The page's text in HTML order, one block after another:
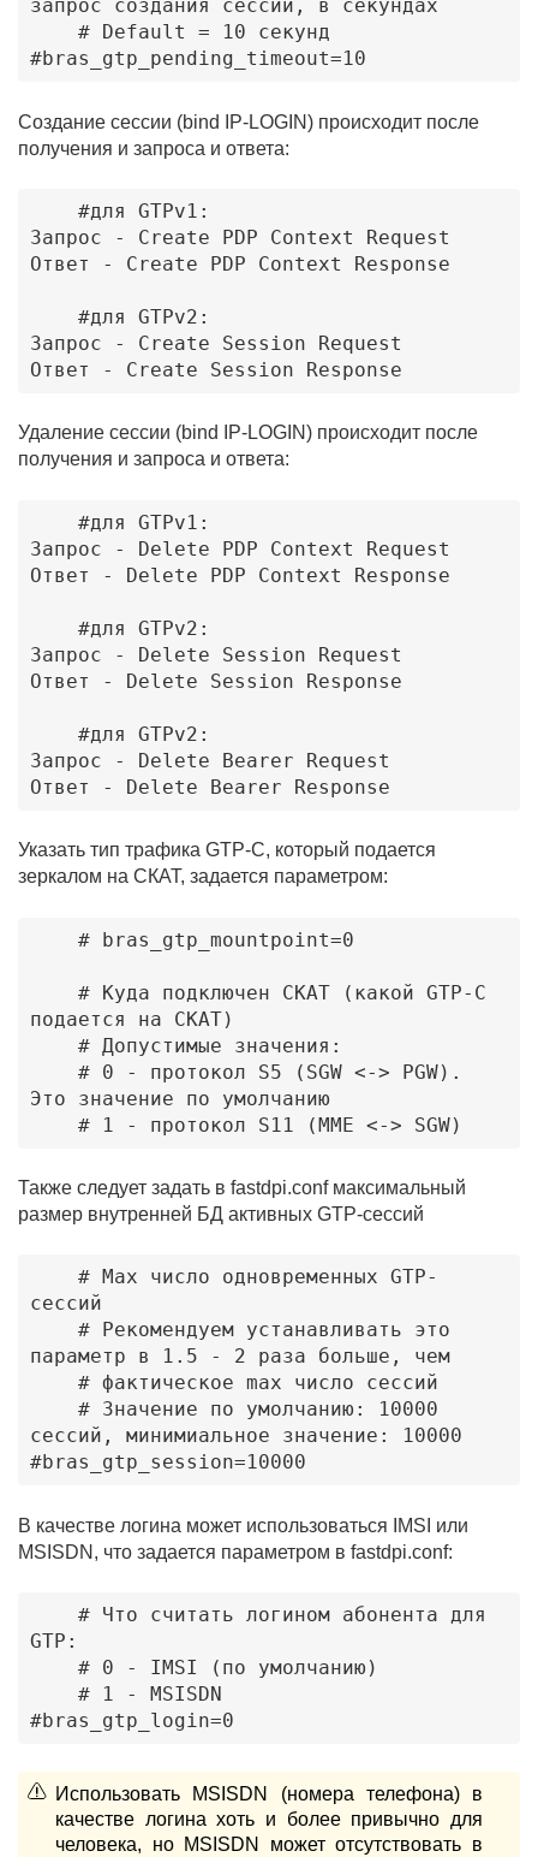
запрос создания сессии, в секундах
#bras_gtp_pending_timeout=10
Создание сессии (bind IP-LOGIN) происходит после
получения и запроса и ответа:
Запрос - Create PDP Context Request
Ответ - Create PDP Context Response
Запрос - Create Session Request
Ответ - Create Session Response
Удаление сессии (bind IP-LOGIN) происходит после
получения и запроса и ответа:
Запрос - Delete PDP Context Request
Ответ - Delete PDP Context Response
Запрос - Delete Session Request
Ответ - Delete Session Response
Запрос - Delete Bearer Request
Ответ - Delete Bearer Response
Указать тип трафика GTP-C, который подается
зеркалом на СКАТ, задается параметром:
подается на СКАТ)
Это значение по умолчанию
Также следует задать в fastdpi.conf максимальный
размер внутренней БД активных GTP-сессий
сессий
параметр в 1.5 - 2 раза больше, чем
сессий, минимиальное значение: 10000
#bras_gtp_session=10000
В качестве логина может использоваться IMSI или
MSISDN, что задается параметром в fastdpi.conf:
GTP:
#bras_gtp_login=0
Использовать MSISDN (номера телефона) в
качестве логина хоть и более привычно для
человека, но MSISDN может отсутствовать в